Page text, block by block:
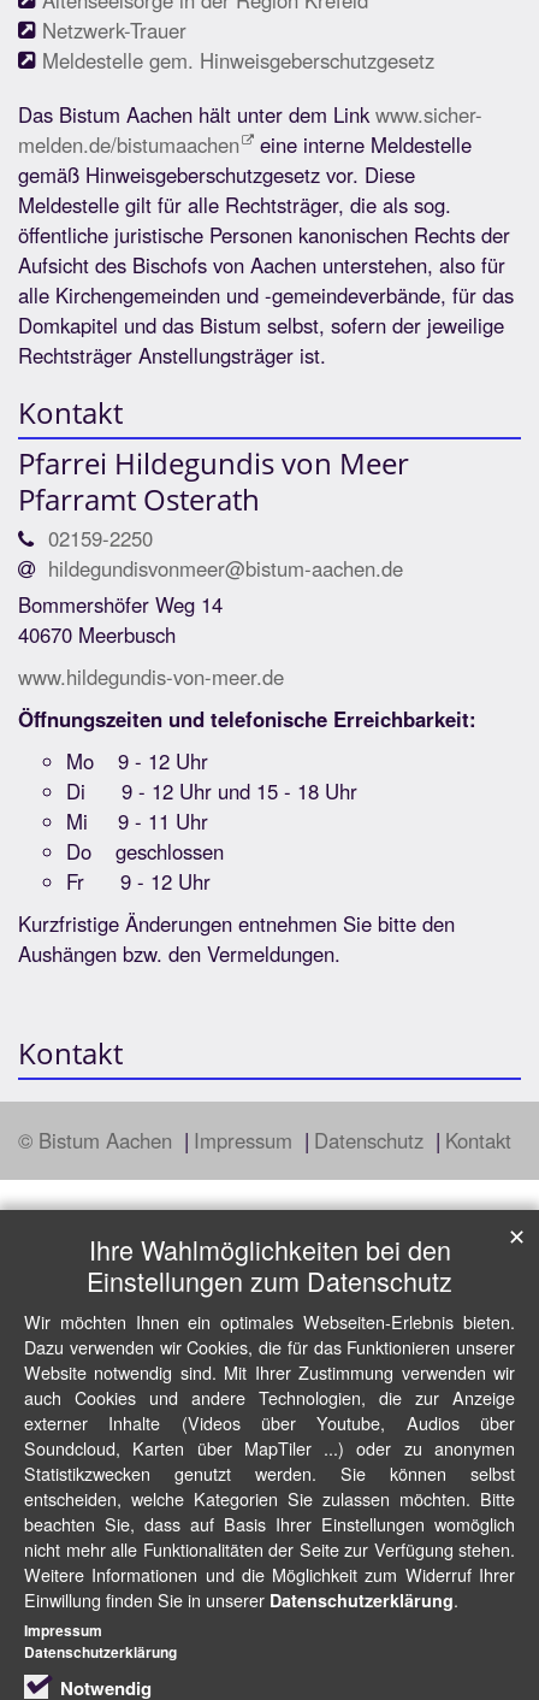
Netzwerk-Trauer
Meldestelle gem. Hinweisgeberschutzgesetz
Das Bistum Aachen hält unter dem Linkwww.sicher-
melden.de/bistumaachen
eine interne Meldestelle
gemäß Hinweisgeberschutzgesetz vor. Diese
Meldestelle gilt für alle Rechtsträger, die als sog.
öffentliche juristische Personen kanonischen Rechts der
Aufsicht des Bischofs von Aachen unterstehen, also für
alle Kirchengemeinden und -gemeindeverbände, für das
Domkapitel und das Bistum selbst, sofern der jeweilige
Rechtsträger Anstellungsträger ist.
Kontakt
Pfarrei Hildegundis von Meer
Pfarramt Osterath
02159-2250
hildegundisvonmeer@bistum-aachen.de
Bommershöfer Weg 14
40670 Meerbusch
www.hildegundis-von-meer.de
Öffnungszeiten und telefonische Erreichbarkeit:
Mo 9 - 12 Uhr
Di 9 - 12 Uhr und 15 - 18 Uhr
Mi 9 - 11 Uhr
Do geschlossen
Fr 9 - 12 Uhr
Kurzfristige Änderungen entnehmen Sie bitte den
Aushängen bzw. den Vermeldungen.
Kontakt
© Bistum Aachen Impressum Datenschutz Kontakt
Ihre Wahlmöglichkeiten bei den
Einstellungen zum Datenschutz
Wir möchten Ihnen ein optimales Webseiten-Erlebnis bieten.
Dazu verwenden wir Cookies, die für das Funktionieren unserer
Website notwendig sind. Mit Ihrer Zustimmung verwenden wir
auch Cookies und andere Technologien, die zur Anzeige
externer Inhalte (Videos über Youtube, Audios über
Soundcloud, Karten über MapTiler ...) oder zu anonymen
Statistikzwecken genutzt werden. Sie können selbst
entscheiden, welche Kategorien Sie zulassen möchten. Bitte
beachten Sie, dass auf Basis Ihrer Einstellungen womöglich
nicht mehr alle Funktionalitäten der Seite zur Verfügung stehen.
Weitere Informationen und die Möglichkeit zum Widerruf Ihrer
Einwillung finden Sie in unserer Datenschutzerklärung.
Notwendig
✕
Impressum
Datenschutzerklärung